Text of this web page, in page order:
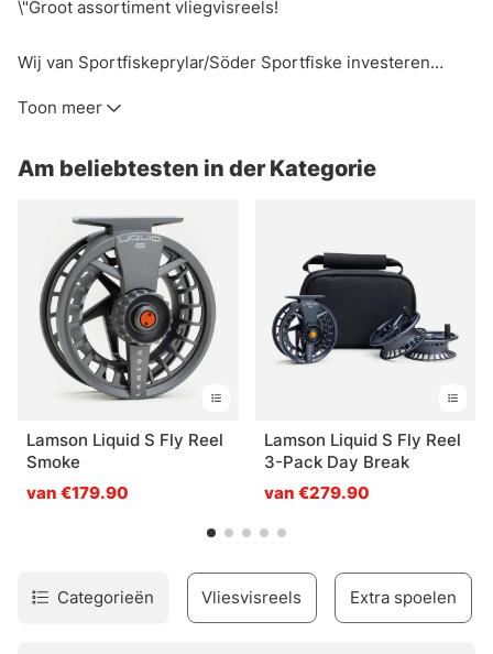
\"Groot assortiment vliegvisreels!
Wij van Sportfiskeprylar/Söder Sportfiske investeren
om altijd een breed assortiment en voorraad reels te
Waterworks Lamson, Guideline, Loop, Orvis, Vision en nog
we niet op voorraad hebben of zelfs niet in ons
assortiment, neem dan contact op met onze
klantenservice of kom naar de winkel en we brengen hem
graag naar je toe!\"
Toon meer
Am beliebtesten in der Kategorie
Lamson Liquid S Fly Reel
Smoke
van €179.90
Lamson Liquid S Fly Reel
3-Pack Day Break
van €279.90
Categorieën Vliesvisreels Extra spoelen